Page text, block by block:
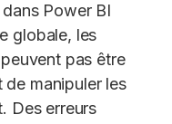
Power BI
globale, les
pas être
de manipuler les
Des erreurs